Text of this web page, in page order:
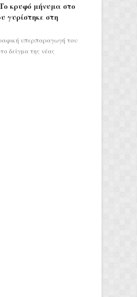
Ηλια...
κρυφό μήνυμα στο
γυρίστηκε στη
υπερπαραγωγή του
δείγμα της νέας